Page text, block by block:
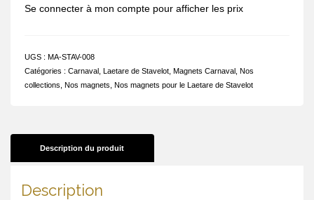
Se connecter à mon compte pour afficher les prix
UGS : MA-STAV-008
Catégories : Carnaval Laetare de Stavelot Magnets Carnaval Nos
collections Nos magnets Nos magnets pour le Laetare de Stavelot
Description du produit
Description